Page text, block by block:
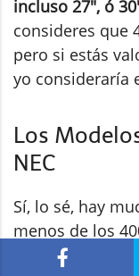
incluso 27", ó
consideres que
pero si estás
yo consideraría
Los
NEC
Sí, lo sé, hay
menos de los
muchísimas